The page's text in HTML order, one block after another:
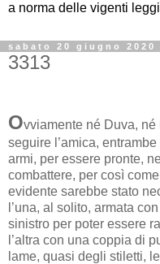
a norma delle vigenti
sabato 20 giugno 2020
3313
Ovviamente né Duva, né
seguire l’amica,
armi, per essere pronte,
combattere, per così
evidente sarebbe stato
l’una, al solito, armata
sinistro per poter essere
l’altra con una coppia di
lame, quasi degli stiletti,